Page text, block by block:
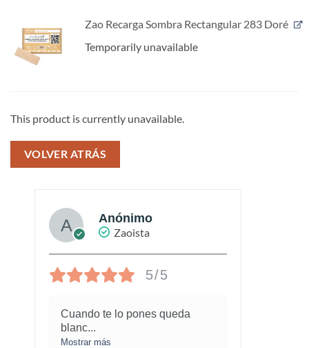
Zao Recarga Sombra Rectangular 283 Doré
Temporarily unavailable
This product is currently unavailable.
VOLVER ATRÁS
ELISABETH L.
Zaoista
5/5
¡Este sacapuntas es una
maravi...
Mostrar más